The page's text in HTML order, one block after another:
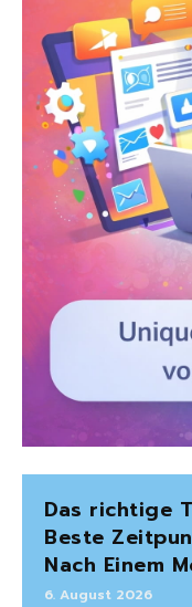
Das richtige
Beste
Nach Einem
6. August 2026